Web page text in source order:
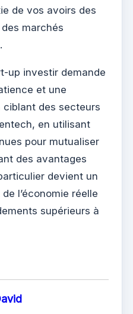
de vos avoirs des
marchés
up investir demande
et une
ciblant des secteurs
en utilisant
pour mutualiser
des avantages
devient un
l’économie réelle
supérieurs à